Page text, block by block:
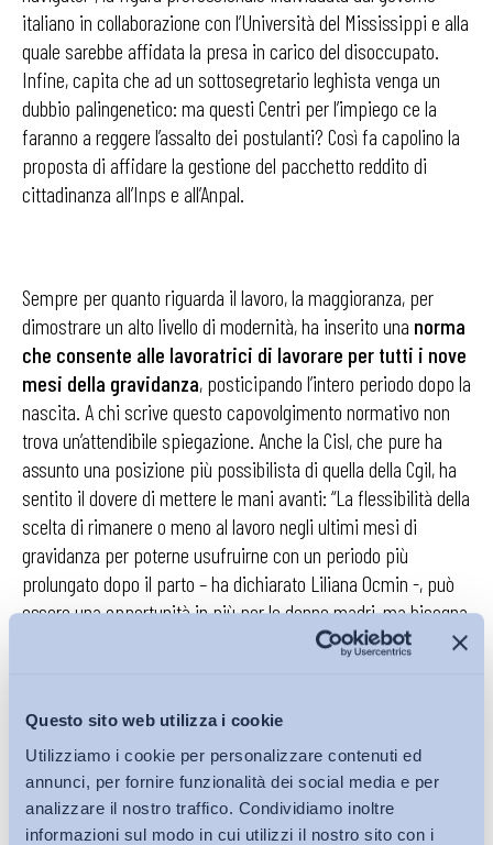
Questo sito web utilizza i cookie
Utilizziamo i cookie per personalizzare contenuti ed
annunci, per fornire funzionalità dei social media e per
analizzare il nostro traffico. Condividiamo inoltre
informazioni sul modo in cui utilizzi il nostro sito con i
italiano in collaborazione con l’Università del Mississippi e alla
quale sarebbe affidata la presa in carico del disoccupato.
Infine, capita che ad un sottosegretario leghista venga un
dubbio palingenetico: ma questi Centri per l’impiego ce la
faranno a reggere l’assalto dei postulanti? Così fa capolino la
proposta di affidare la gestione del pacchetto reddito di
cittadinanza all’Inps e all’Anpal.
Sempre per quanto riguarda il lavoro, la maggioranza, per
dimostrare un alto livello di modernità, ha inserito una norma
che consente alle lavoratrici di lavorare per tutti i nove
mesi della gravidanza, posticipando l’intero periodo dopo la
nascita. A chi scrive questo capovolgimento normativo non
trova un’attendibile spiegazione. Anche la Cisl, che pure ha
assunto una posizione più possibilista di quella della Cgil, ha
sentito il dovere di mettere le mani avanti: “La flessibilità della
scelta di rimanere o meno al lavoro negli ultimi mesi di
gravidanza per poterne usufruirne con un periodo più
prolungato dopo il parto – ha dichiarato Liliana Ocmin -, può
essere una opportunità in più per le donne madri, ma bisogna
vigilare che non ci siano abusi da parte dei medici e forme di
dimissioni in bianco – imponendo un percorso burocratico
con tratti di eccesso di zelo nel caso di rapporto di lavoro –
proprio per impedire alle aziende di sbarazzarsi delle
dipendenti incinte, vista l’impossibilità di licenziarle.